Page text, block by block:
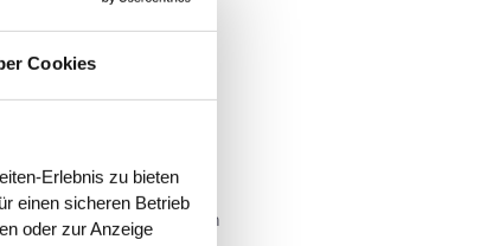
Cookies
Erlebnis zu bieten
einen sicheren Betrieb
oder zur Anzeige
welcher Verein für mich
Besser nicht! Aber
einem Buchclub
Kurioses. Ich gucke von